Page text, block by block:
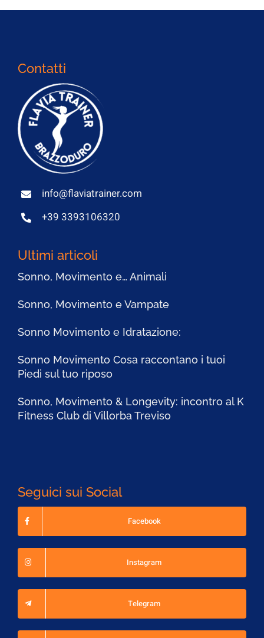
Contatti
info@flaviatrainer.com
+39 3393106320
Ultimi articoli
Sonno, Movimento e… Animali
Sonno, Movimento e Vampate
Sonno Movimento e Idratazione:
Sonno Movimento Cosa raccontano i tuoi
Piedi sul tuo riposo
Sonno, Movimento & Longevity: incontro al K
Fitness Club di Villorba Treviso
Seguici sui Social
Facebook
Instagram
Telegram